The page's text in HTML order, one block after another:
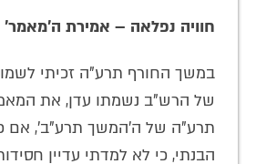
חוויה נפלאה – אמירת
במשך החורף תרע"ה זכיתי
של הרש"ב נשמתו עדן, את
תרע"ה של ה'המשך תרע"ב', אם
הבנתי, כי לא למדתי עדיין